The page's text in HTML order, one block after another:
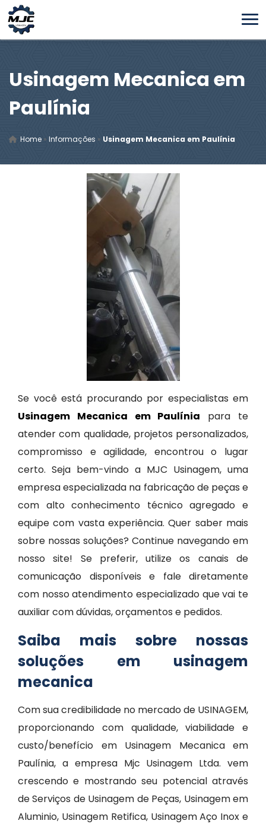
Usinagem Mecanica em
Paulínia
Home » Informações » Usinagem Mecanica em Paulínia
Se você está procurando por especialistas em
Usinagem Mecanica em Paulínia para te
atender com qualidade, projetos personalizados,
compromisso e agilidade, encontrou o lugar
certo. Seja bem-vindo a MJC Usinagem, uma
empresa especializada na fabricação de peças e
com alto conhecimento técnico agregado e
equipe com vasta experiência. Quer saber mais
sobre nossas soluções? Continue navegando em
nosso site! Se preferir, utilize os canais de
comunicação disponíveis e fale diretamente
com nosso atendimento especializado que vai te
auxiliar com dúvidas, orçamentos e pedidos.
Saiba mais sobre nossas
soluções em usinagem
mecanica
Com sua credibilidade no mercado de USINAGEM,
proporcionando com qualidade, viabilidade e
custo/benefício em Usinagem Mecanica em
Paulínia, a empresa Mjc Usinagem Ltda. vem
crescendo e mostrando seu potencial através
de Serviços de Usinagem de Peças, Usinagem em
Aluminio, Usinagem Retifica, Usinagem Aço Inox e